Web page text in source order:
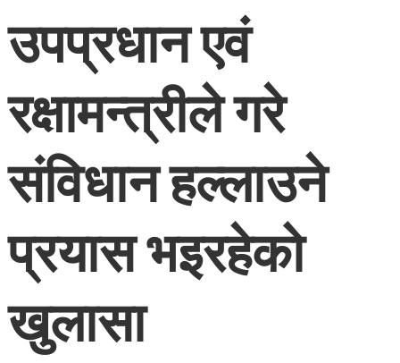
उपप्रधान एवं
रक्षामन्त्रीले गरे
संविधान हल्लाउने
प्रयास भइरहेको
खुलासा